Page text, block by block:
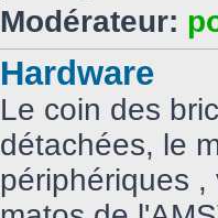
Modérateur:
Hardware
Le coin des
détachées, le
périphériques ,